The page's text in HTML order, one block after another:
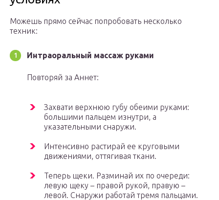
Можешь прямо сейчас попробовать несколько
техник:
Интраоральный массаж руками
Повторяй за Аннет:
Захвати верхнюю губу обеими руками:
большими пальцем изнутри, а
указательными снаружи.
Интенсивно растирай ее круговыми
движениями, оттягивая ткани.
Теперь щеки. Разминай их по очереди:
левую щеку – правой рукой, правую –
левой. Снаружи работай тремя пальцами.